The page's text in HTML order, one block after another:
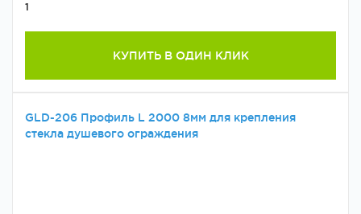
1
КУПИТЬ В ОДИН КЛИК
GLD-206 Профиль L 2000 8мм для крепления
стекла душевого ограждения